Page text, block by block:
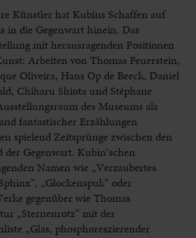
Künstler hat Kubins Schaffen auf
in die Gegenwart hinein. Das
mit herausragenden Positionen
Arbeiten von Thomas Feuerstein,
Oliveira, Hans Op de Beeck, Daniel
Chiharu Shiota und Stéphane
des Museums als
fantastischer Erzählungen
spielend Zeitsprünge zwischen den
Gegenwart. Kubin’schen
Namen wie „Verzaubertes
„Glockenspuk“ oder
gegenüber wie Thomas
„Sternenrotz“ mit der
„Glas, phosphoreszierender